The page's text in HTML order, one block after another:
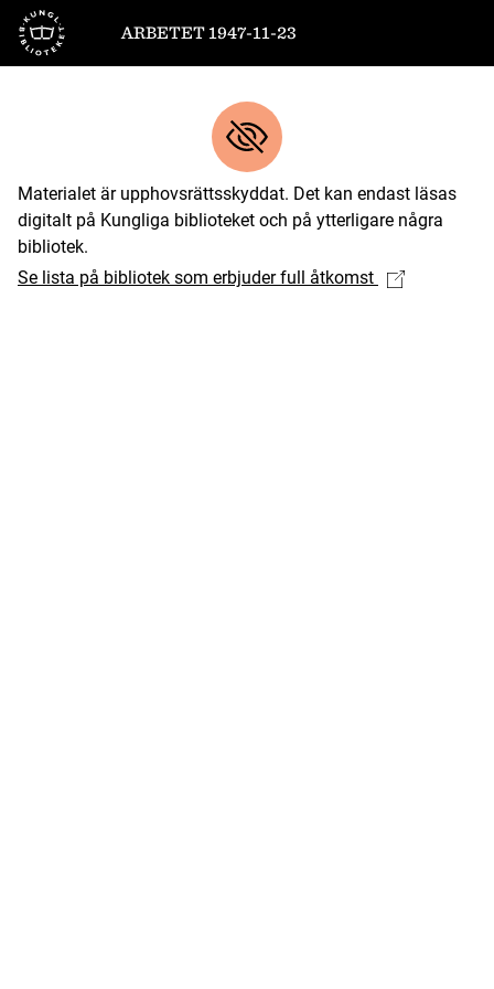
Till startsidan
ARBETET 1947-11-23
Materialet är upphovsrättsskyddat. Det kan endast läsas
digitalt på Kungliga biblioteket och på ytterligare några
bibliotek.
Se lista på bibliotek som erbjuder full åtkomst